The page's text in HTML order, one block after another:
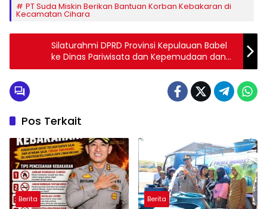
PT Suda Miskin Berikan Bantuan Korban Kebakaran di
Kecamatan Cihara
Silaturahmi DPRD Provinsi Kepulauan Babel
ke Dinas Pariwisata dan Kepemudaan dan
Olahraga Kabupaten Bangka Tengah
Pos Terkait
Berita Berita